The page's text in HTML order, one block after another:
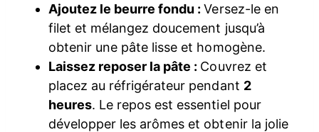
Ajoutez le beurre fondu :Versez-le en
filet et mélangez doucement jusqu’à
obtenir une pâte lisse et homogène.
Laissez reposer la pâte : Couvrez et
placez au réfrigérateur pendant 2
heures. Le repos est essentiel pour
développer les arômes et obtenir la jolie